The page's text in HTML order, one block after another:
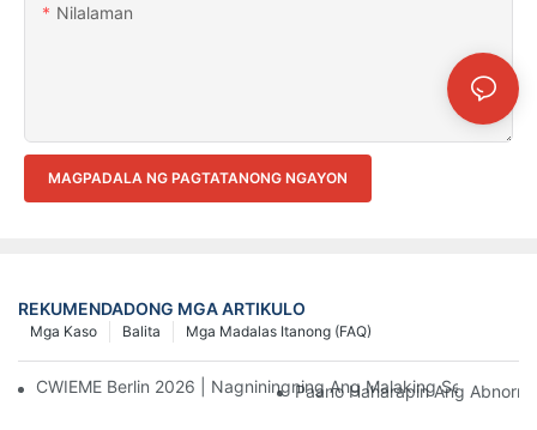
Nilalaman
MAGPADALA NG PAGTATANONG NGAYON
REKUMENDADONG MGA ARTIKULO
Mga Madalas Itanong (FAQ)
Balita
Mga Kaso
CWIEME Berlin 2026 | Nagniningning Ang Malaking Sentro Ng
Paano Haharapin Ang